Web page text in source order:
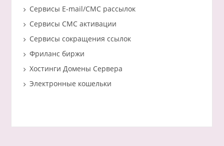
Сервисы E-mail/СМС рассылок
Сервисы СМС активации
Сервисы сокращения ссылок
Фриланс биржи
Хостинги Домены Сервера
Электронные кошельки